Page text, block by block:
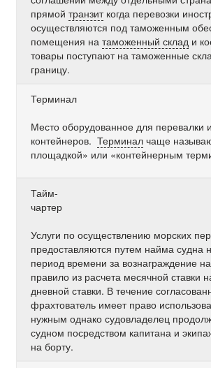
прямойтранзиткогда перевозки
осуществляются под таможенным
помещения натаможенный склад и
товары поступают на таможенные
границу.
Терминал
Место оборудованное для перевалки
контейнеров.Терминал чаще
площадкой» или «контейнерным
Тайм-
чартер
Услуги по осуществлению морских
предоставляются путем найма судна
период времени за вознаграждение
правило из расчета месячной ставки
дневной ставки. В течение
фрахтователь имеет право
нужным однако судовладелец
судном посредством капитана и
на борту.